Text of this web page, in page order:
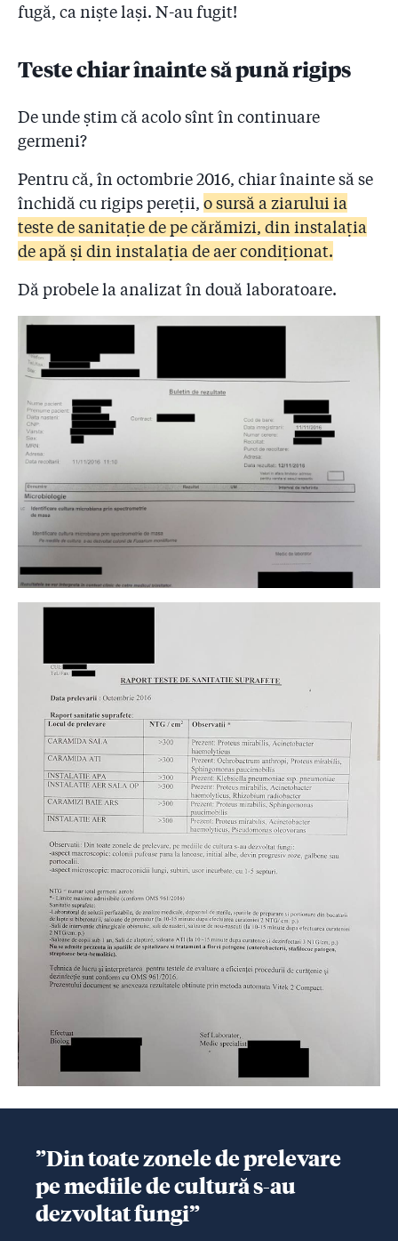
fugă, ca niște lași. N-au fugit!
Teste chiar înainte să pună rigips
De unde știm că acolo sînt în continuare
germeni?
Pentru că, în octombrie 2016, chiar înainte să se
închidă cu rigips pereții, o sursă a ziarului ia
teste de sanitație de pe cărămizi, din instalația
de apă și din instalația de aer condiționat.
Dă probele la analizat în două laboratoare.
”Din toate zonele de prelevare
pe mediile de cultură s-au
dezvoltat fungi”